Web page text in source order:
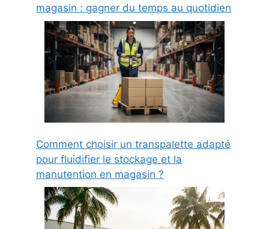
magasin : gagner du temps au quotidien
Comment choisir un transpalette adapté
pour fluidifier le stockage et la
manutention en magasin ?